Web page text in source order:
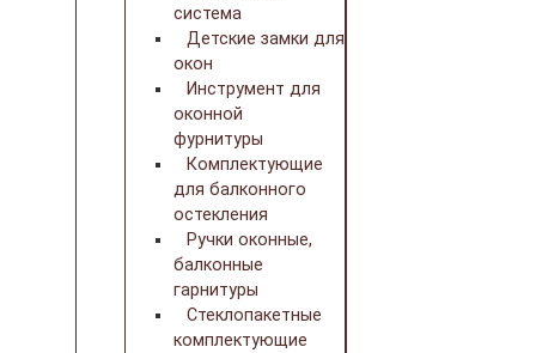
система
Детские замки для
окон
Инструмент для
оконной
фурнитуры
Комплектующие
для балконного
остекления
Ручки оконные,
балконные
гарнитуры
Стеклопакетные
комплектующие